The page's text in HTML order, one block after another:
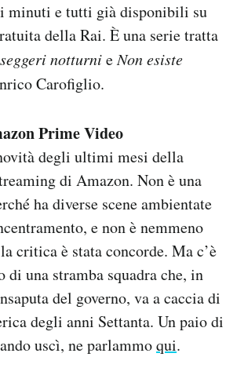
minuti e tutti già disponibili su
della Rai. È una serie tratta
notturnieNon esiste
Carofiglio.
Prime Video
degli ultimi mesi della
di Amazon. Non è una
ha diverse scene ambientate
e non è nemmeno
critica è stata concorde. Ma c’è
di una stramba squadra che, in
del governo, va a caccia di
degli anni Settanta. Un paio di
uscì, ne parlammoqui.